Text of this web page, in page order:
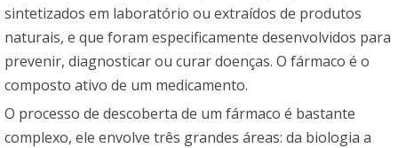
sintetizados em laboratório ou extraídos de produtos
naturais, e que foram especificamente desenvolvidos para
prevenir, diagnosticar ou curar doenças. O fármaco é o
composto ativo de um medicamento.
O processo de descoberta de um fármaco é bastante
complexo, ele envolve três grandes áreas: da biologia a